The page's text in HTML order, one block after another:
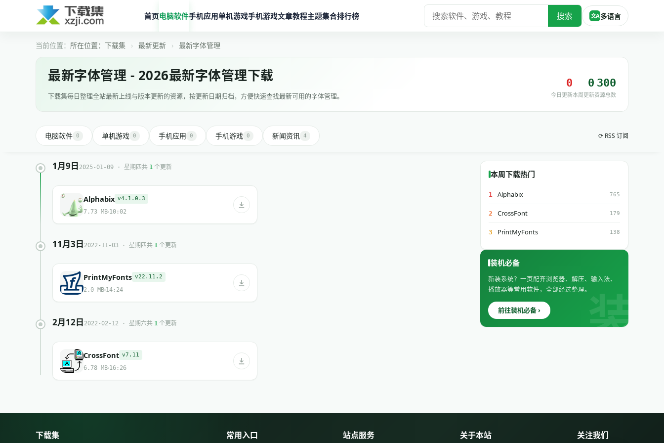
首页电脑软件手机应用单机游戏手机游戏文章教程主题集合排行榜 搜索 文A 多语言
所在位置： 下载集 › 最新更新 › 最新字体管理
最新字体管理 - 2026最新字体管理下载
下载集每日整理全站最新上线与版本更新的资源，按更新日期归档，方便快速查找最新可用的字体管理。
0
今日更新
0
本周更新
300
资源总数
电脑软件 0 单机游戏 0 手机应用 0 手机游戏 0 新闻资讯 4 ⟳ RSS 订阅
1月9日 2025-01-09 · 星期四共 1 个更新
Alphabix v4.1.0.3
7.73 MB 10:02
11月3日 2022-11-03 · 星期四共 1 个更新
PrintMyFonts v22.11.2
2.0 MB 14:24
2月12日 2022-02-12 · 星期六共 1 个更新
CrossFont v7.11
6.78 MB 16:26
本周下载热门
1 Alphabix 765
2 CrossFont 179
3 PrintMyFonts 138
装机必备
新装系统？一页配齐浏览器、解压、输入法、
播放器等常用软件，全部经过整理。
前往装机必备 ›
下载集 常用入口 站点服务 关于本站 关注我们